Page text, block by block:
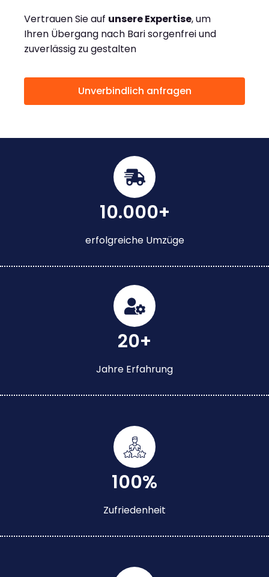
Vertrauen Sie auf unsere Expertise, um
Ihren Übergang nach Bari sorgenfrei und
zuverlässig zu gestalten
Unverbindlich anfragen
10.000+
erfolgreiche Umzüge
20+
Jahre Erfahrung
100%
Zufriedenheit